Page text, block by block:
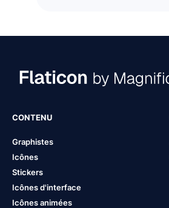
CONTENU
Graphistes
Icônes
Stickers
Icônes d'interface
Icônes animées